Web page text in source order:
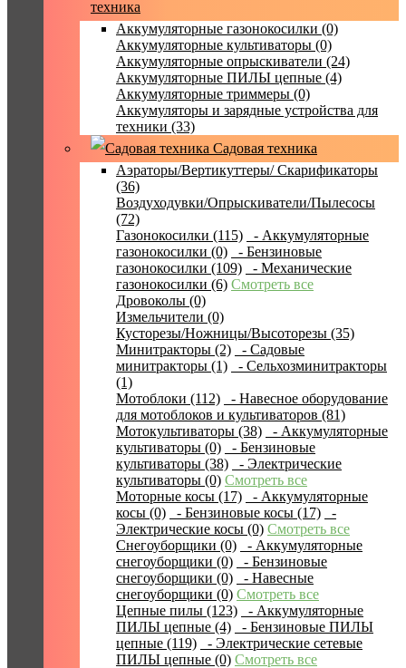
техника
Аккумуляторные газонокосилки (0)
Аккумуляторные культиваторы (0)
Аккумуляторные опрыскиватели (24)
Аккумуляторные ПИЛЫ цепные (4)
Аккумуляторные триммеры (0)
Аккумуляторы и зарядные устройства для
техники (33)
Садовая техника
Аэраторы/Вертикуттеры/ Скарификаторы
(36)
Воздуходувки/Опрыскиватели/Пылесосы
(72)
Газонокосилки (115)
- Аккумуляторные
газонокосилки (0)
- Бензиновые
газонокосилки (109)
- Механические
газонокосилки (6) Смотреть все
Дровоколы (0)
Измельчители (0)
Кусторезы/Ножницы/Высоторезы (35)
Минитракторы (2)
- Садовые
минитракторы (1)
- Сельхозминитракторы
(1)
Мотоблоки (112)
- Навесное оборудование
для мотоблоков и культиваторов (81)
Мотокультиваторы (38)
- Аккумуляторные
культиваторы (0)
- Бензиновые
культиваторы (38)
- Электрические
культиваторы (0) Смотреть все
Моторные косы (17)
- Аккумуляторные
косы (0)
- Бензиновые косы (17)
-
Электрические косы (0) Смотреть все
Снегоуборщики (0)
- Аккумуляторные
снегоуборщики (0)
- Бензиновые
снегоуборщики (0)
- Навесные
снегоуборщики (0) Смотреть все
Цепные пилы (123)
- Аккумуляторные
ПИЛЫ цепные (4)
- Бензиновые ПИЛЫ
цепные (119)
- Электрические сетевые
ПИЛЫ цепные (0) Смотреть все